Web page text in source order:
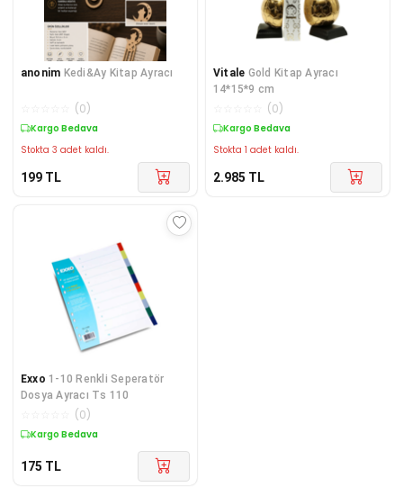
anonim Kedi&Ay Kitap Ayracı
(0)
Kargo Bedava
Stokta 3 adet kaldı.
199 TL
Vitale Gold Kitap Ayracı
14*15*9 cm
(0)
Kargo Bedava
Stokta 1 adet kaldı.
2.985 TL
Exxo 1-10 Renkli Seperatör
Dosya Ayracı Ts 110
(0)
Kargo Bedava
175 TL